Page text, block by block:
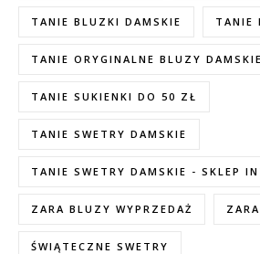
TANIE BLUZKI DAMSKIE TANIE
TANIE ORYGINALNE BLUZY DAMSKIE
TANIE SUKIENKI DO 50 ZŁ
TANIE SWETRY DAMSKIE
TANIE SWETRY DAMSKIE - SKLEP
ZARA BLUZY WYPRZEDAŻ
ŚWIĄTECZNE SWETRY